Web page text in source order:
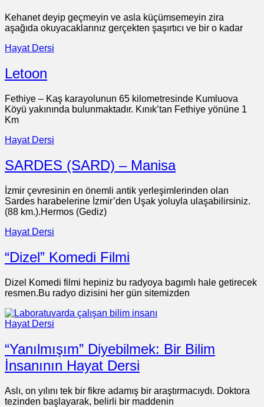
Kehanet deyip geçmeyin ve asla küçümsemeyin zira
aşağıda okuyacaklarınız gerçekten şaşırtıcı ve bir o kadar
Hayat Dersi
Letoon
Fethiye – Kaş karayolunun 65 kilometresinde Kumluova
Köyü yakınında bulunmaktadır. Kınık’tan Fethiye yönüne 1
Km
Hayat Dersi
SARDES (SARD) – Manisa
İzmir çevresinin en önemli antik yerleşimlerinden olan
Sardes harabelerine İzmir’den Uşak yoluyla ulaşabilirsiniz.
(88 km.).Hermos (Gediz)
Hayat Dersi
“Dizel” Komedi Filmi
Dizel Komedi filmi hepiniz bu radyoya bagımlı hale getirecek
resmen.Bu radyo dizisini her gün sitemizden
Hayat Dersi
“Yanılmışım” Diyebilmek: Bir Bilim
İnsanının Hayat Dersi
Aslı, on yılını tek bir fikre adamış bir araştırmacıydı. Doktora
tezinden başlayarak, belirli bir maddenin